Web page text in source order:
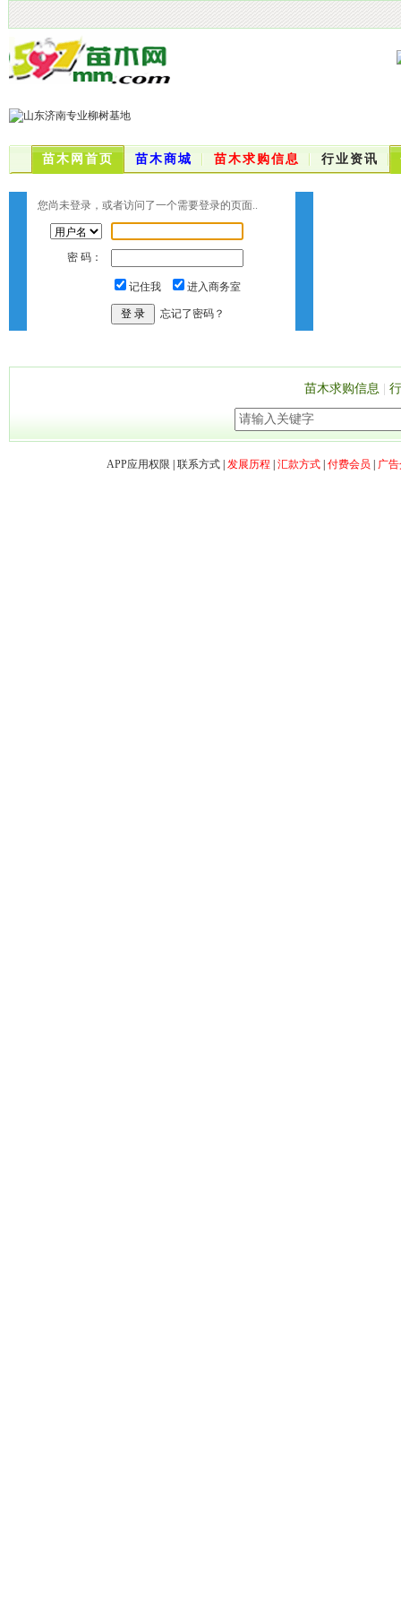
苗木网首页 苗木商城 苗木求购信息 行业资讯
您尚未登录，或者访问了一个需要登录的页面..
密 码：
记住我 进入商务室
忘记了密码？
苗木求购信息
APP应用权限 联系方式| 发展历程 汇款方式| 付费会员 广